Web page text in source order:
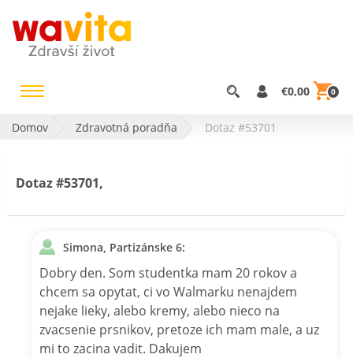
€0,00 0
Domov Zdravotná poradňa Dotaz #53701
Dotaz #53701,
Simona, Partizánske 6:
Dobry den. Som studentka mam 20 rokov a
chcem sa opytat, ci vo Walmarku nenajdem
nejake lieky, alebo kremy, alebo nieco na
zvacsenie prsnikov, pretoze ich mam male, a uz
mi to zacina vadit. Dakujem